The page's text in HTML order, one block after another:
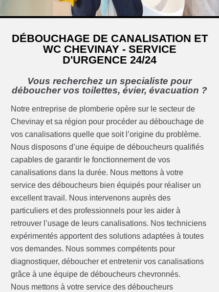
DÉBOUCHAGE DE CANALISATION ET
WC CHEVINAY - SERVICE
D'URGENCE 24/24
Vous recherchez un specialiste pour
déboucher vos toilettes, évier, évacuation ?
Notre entreprise de plomberie opère sur le secteur de
Chevinay et sa région pour procéder au débouchage de
vos canalisations quelle que soit l’origine du problème.
Nous disposons d’une équipe de déboucheurs qualifiés
capables de garantir le fonctionnement de vos
canalisations dans la durée. Nous mettons à votre
service des déboucheurs bien équipés pour réaliser un
excellent travail. Nous intervenons auprès des
particuliers et des professionnels pour les aider à
retrouver l’usage de leurs canalisations. Nos techniciens
expérimentés apportent des solutions adaptées à toutes
vos demandes. Nous sommes compétents pour
diagnostiquer, déboucher et entretenir vos canalisations
grâce à une équipe de déboucheurs chevronnés.
Nous mettons à votre service des déboucheurs